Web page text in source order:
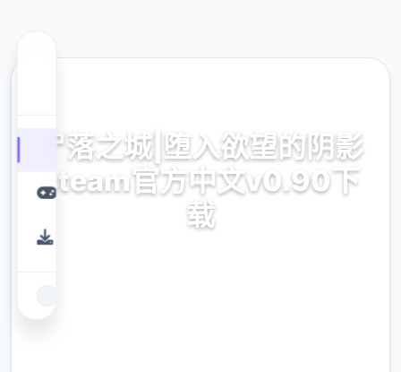
尸落之城|堕入欲望的阴影
steam官方中文v0.90下
载